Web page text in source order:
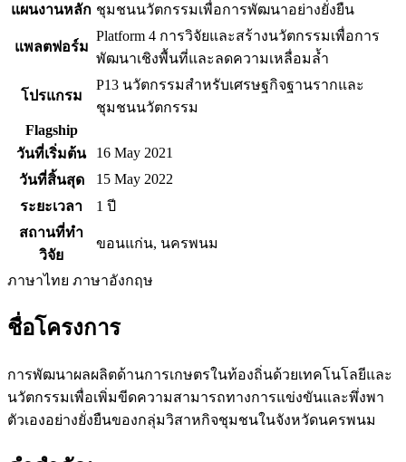
แผนงานหลัก ชุมชนนวัตกรรมเพื่อการพัฒนาอย่างยั่งยืน
แพลตฟอร์ม
Platform 4 การวิจัยและสร้างนวัตกรรมเพื่อการ
พัฒนาเชิงพื้นที่และลดความเหลื่อมล้ำ
โปรแกรม
P13 นวัตกรรมสำหรับเศรษฐกิจฐานรากและ
ชุมชนนวัตกรรม
Flagship
วันที่เริ่มต้น
16 May 2021
วันที่สิ้นสุด
15 May 2022
ระยะเวลา
1 ปี
สถานที่ทำ
วิจัย
ขอนแก่น, นครพนม
ภาษาไทย ภาษาอังกฤษ
ชื่อโครงการ
การพัฒนาผลผลิตด้านการเกษตรในท้องถิ่นด้วยเทคโนโลยีและ
นวัตกรรมเพื่อเพิ่มขีดความสามารถทางการแข่งขันและพึ่งพา
ตัวเองอย่างยั่งยืนของกลุ่มวิสาหกิจชุมชนในจังหวัดนครพนม